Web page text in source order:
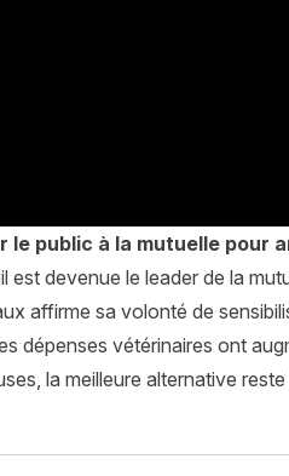
le public à la mutuelle pour
est devenue le leader de la
affirme sa volonté de
dépenses vétérinaires ont
la meilleure alternative